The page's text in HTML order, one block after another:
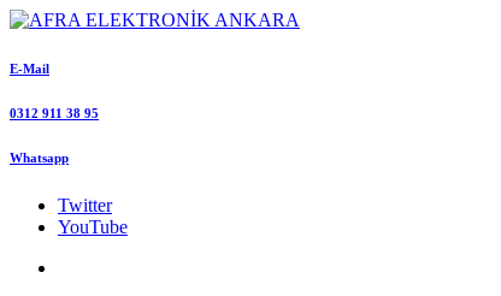
E-Mail
0312 911 38 95
Whatsapp
Twitter
YouTube